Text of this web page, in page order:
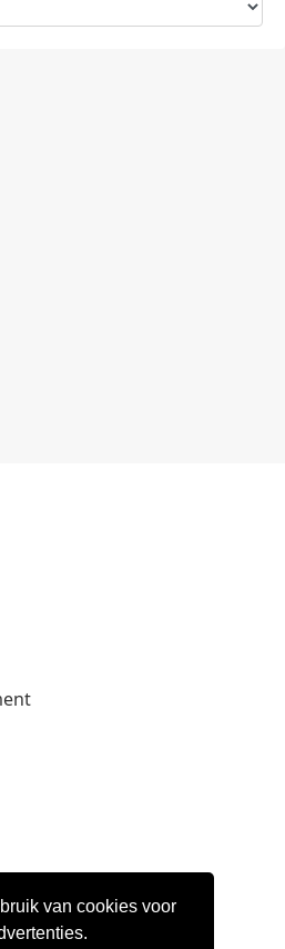
van cookies voor